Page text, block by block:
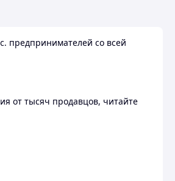
предпринимателей со всей
от тысяч продавцов, читайте